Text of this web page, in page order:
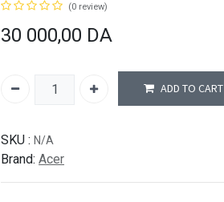
(0 review)
30 000,00 DA
ADD TO CART
SKU : N/A
Brand: Acer